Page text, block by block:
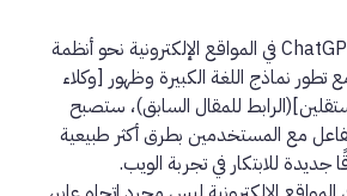
نحو أنظمة
تطور نماذج اللغة الكبيرة وظهور [وكلاء
للمقال السابق)، ستصبح
مع المستخدمين بطرق أكثر طبيعية
جديدة للابتكار في تجربة الويب.